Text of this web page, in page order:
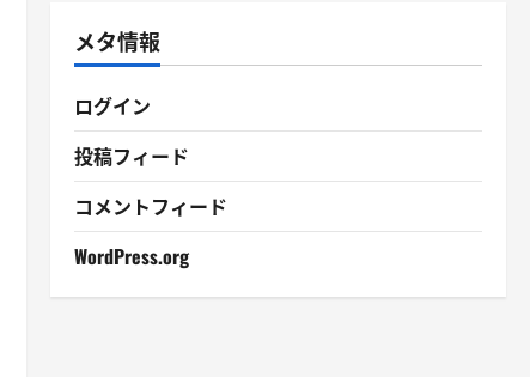
ブ
メタ情報
ログイン
投稿フィード
コメントフィード
WordPress.org